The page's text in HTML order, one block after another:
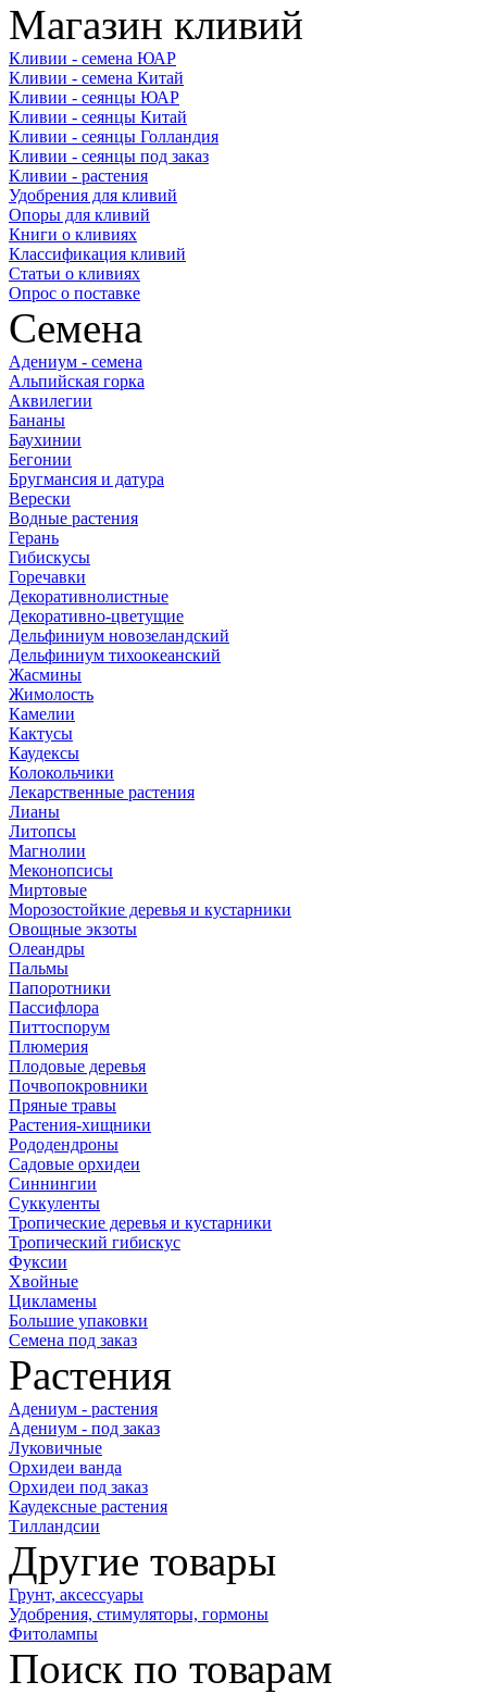
Магазин кливий
Кливии - семена ЮАР
Кливии - семена Китай
Кливии - сеянцы ЮАР
Кливии - сеянцы Китай
Кливии - сеянцы Голландия
Кливии - сеянцы под заказ
Кливии - растения
Удобрения для кливий
Опоры для кливий
Книги о кливиях
Классификация кливий
Статьи о кливиях
Опрос о поставке
Семена
Адениум - семена
Альпийская горка
Аквилегии
Бананы
Баухинии
Бегонии
Бругмансия и датура
Верески
Водные растения
Герань
Гибискусы
Горечавки
Декоративнолистные
Декоративно-цветущие
Дельфиниум новозеландский
Дельфиниум тихоокеанский
Жасмины
Жимолость
Камелии
Кактусы
Каудексы
Колокольчики
Лекарственные растения
Лианы
Литопсы
Магнолии
Меконопсисы
Миртовые
Морозостойкие деревья и кустарники
Овощные экзоты
Олеандры
Пальмы
Папоротники
Пассифлора
Питтоспорум
Плюмерия
Плодовые деревья
Почвопокровники
Пряные травы
Растения-хищники
Рододендроны
Садовые орхидеи
Синнингии
Суккуленты
Тропические деревья и кустарники
Тропический гибискус
Фуксии
Хвойные
Цикламены
Большие упаковки
Семена под заказ
Растения
Адениум - растения
Адениум - под заказ
Луковичные
Орхидеи ванда
Орхидеи под заказ
Каудексные растения
Тилландсии
Другие товары
Грунт, аксессуары
Удобрения, стимуляторы, гормоны
Фитолампы
Поиск по товарам